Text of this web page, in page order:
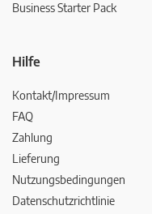
Business Starter Pack
Hilfe
Kontakt/Impressum
FAQ
Zahlung
Lieferung
Nutzungsbedingungen
Datenschutzrichtlinie